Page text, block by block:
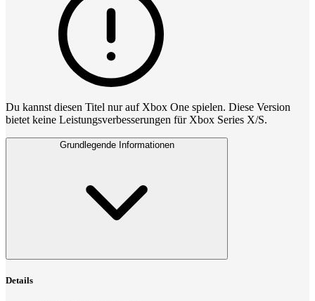
Du kannst diesen Titel nur auf Xbox One spielen. Diese Version
bietet keine Leistungsverbesserungen für Xbox Series X/S.
Grundlegende Informationen
Details